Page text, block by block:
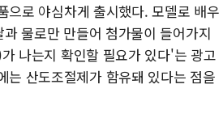
로 야심차게 출시했다. 모델로 배우
물로만 만들어 첨가물이 들어가지
나는지 확인할 필요가 있다'는 광고
는 산도조절제가 함유돼 있다는 점을